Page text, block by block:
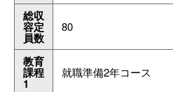
総収
容定
員数
80
教育
課程
1
就職準備2年コース